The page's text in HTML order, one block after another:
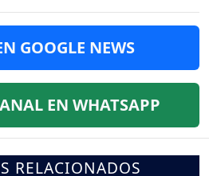
GOOGLE NEWS
EN WHATSAPP
RELACIONADOS